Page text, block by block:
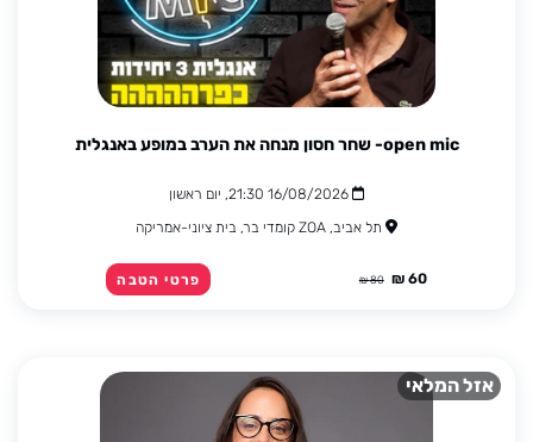
open mic- שחר חסון מנחה את הערב במופע באנגלית
16/08/2026 21:30, יום ראשון
תל אביב, ZOA קומדי בר, בית ציוני-אמריקה
60 ₪
80 ₪ פרטי הטבה
אזל המלאי